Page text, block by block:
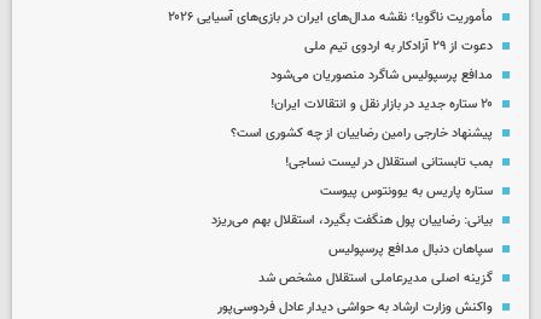
مأموریت ناگویا؛ نقشه مدال‌های ایران در بازی‌های آسیایی ۲۰۲۶
دعوت از ۲۹ آزادکار به اردوی تیم ملی
مدافع پرسپولیس شاگرد منصوریان می‌شود
۲۰ ستاره جدید در بازار نقل و انتقالات ایران!
پیشنهاد خارجی رامین رضاییان از چه کشوری است؟
بمب تابستانی استقلال در لیست نساجی!
ستاره پاریس به یوونتوس پیوست
بیانی: رضاییان پول هنگفت بگیرد، استقلال بهم می‌ریزد
سپاهان دنبال مدافع پرسپولیس
گزینه اصلی مدیرعاملی استقلال مشخص شد
واکنش وزارت ارشاد به حواشی دیدار عادل فردوسی‌پور